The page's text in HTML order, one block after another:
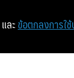
หน้าแรก ท่องเ
และ ข้อตกลงการใ